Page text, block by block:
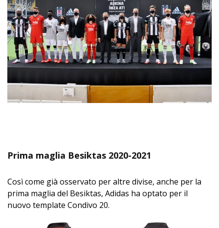
Prima maglia Besiktas 2020-2021
Così come già osservato per altre divise, anche per la
prima maglia del Besiktas, Adidas ha optato per il
nuovo template Condivo 20.